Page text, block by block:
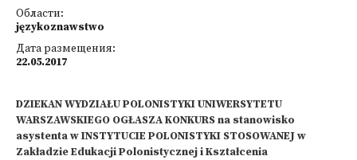
Области:
językoznawstwo
Дата размещения:
22.05.2017
DZIEKAN WYDZIAŁU POLONISTYKI UNIWERSYTETU
WARSZAWSKIEGO OGŁASZA KONKURS na stanowisko
asystenta w INSTYTUCIE POLONISTYKI STOSOWANEJ w
Zakładzie Edukacji Polonistycznej i Kształcenia